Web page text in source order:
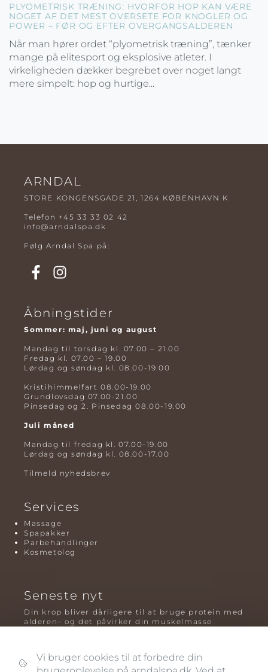
PLYOMETRISK TRÆNING: HVORFOR HOP KAN VÆRE
NOGET AF DET MEST OVERSETE FOR KNOGLER OG
POWER – FØR OG EFTER OVERGANGSALDEREN
Når man hører ordet “plyometrisk træning”, tænker
mange på elitesport og eksplosive atleter. I
virkeligheden dækker begrebet over noget langt
mere simpelt: hop og hurtige...
ARNDAL
STORE KONGENSGADE 21, 1264 KØBENHAVN K
Telefon +45 33 33 02 42
info@arndalspa.dk
Følg Arndal Spa på:
Åbningstider
Sommer: maj, juni og august
Mandag til torsdag kl. 07.00 – 21.00
Fredag kl. 07.00 – 19.00
Lørdag og søndag kl. 08.00-19.00
Kristihimmelfart 08.00-19.00
Grundlovsdag 07.00-21.00
Pinsedag og 2. Pinsedag 08.00-19.00
Juli måned
Mandag til fredag kl. 07.00-19.00
Lørdag og søndag kl. 08.00-17.00
Tilmeld nyhedsbrev
Services
Massage
Spapakker
Parbehandlinger
Kosmetolog
Seneste nyt
Din krop bliver dårligere til at bruge protein med
alderen– og det påvirker din muskelmasse
Plyometrisk træning: hvorfor hop kan være noget
Vi bruger cookies til at forbedre din